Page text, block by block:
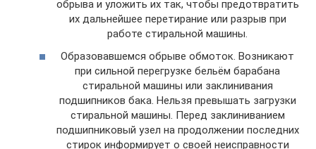
обрыва и уложить их так, чтобы предотвратить
их дальнейшее перетирание или разрыв при
работе стиральной машины.
Образовавшемся обрыве обмоток. Возникают
при сильной перегрузке бельём барабана
стиральной машины или заклинивания
подшипников бака. Нельзя превышать загрузки
стиральной машины. Перед заклиниванием
подшипниковый узел на продолжении последних
стирок информирует о своей неисправности